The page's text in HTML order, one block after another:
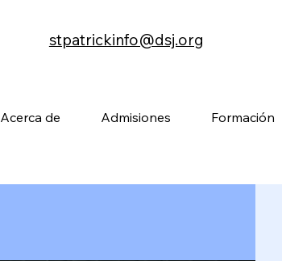
stpatrickinfo@dsj.org
Acerca de Admisiones Formación